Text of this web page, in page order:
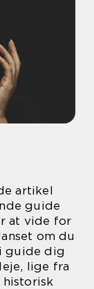
artikel
guide
at vide for
om du
guide dig
lige fra